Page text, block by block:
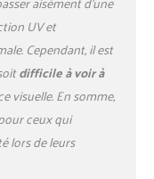
peut être
lentille en
en raison des
de la
verres
TUSA
jusqu'à 95 %
disponible au
UV et
Cependant, il est
difficile à voir à
visuelle. En somme,
ceux qui
lors de leurs